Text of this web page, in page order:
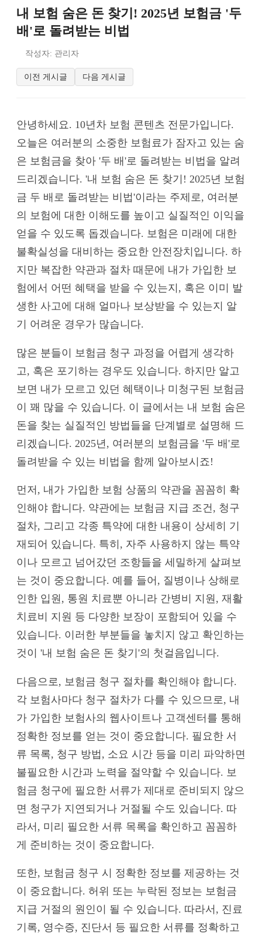
내 보험 숨은 돈 찾기! 2025년 보험금 '두
배'로 돌려받는 비법
작성자: 관리자
이전 게시글 다음 게시글
안녕하세요. 10년차 보험 콘텐츠 전문가입니다.
오늘은 여러분의 소중한 보험료가 잠자고 있는 숨
은 보험금을 찾아 '두 배'로 돌려받는 비법을 알려
드리겠습니다. '내 보험 숨은 돈 찾기! 2025년 보험
금 두 배로 돌려받는 비법'이라는 주제로, 여러분
의 보험에 대한 이해도를 높이고 실질적인 이익을
얻을 수 있도록 돕겠습니다. 보험은 미래에 대한
불확실성을 대비하는 중요한 안전장치입니다. 하
지만 복잡한 약관과 절차 때문에 내가 가입한 보
험에서 어떤 혜택을 받을 수 있는지, 혹은 이미 발
생한 사고에 대해 얼마나 보상받을 수 있는지 알
기 어려운 경우가 많습니다.
많은 분들이 보험금 청구 과정을 어렵게 생각하
고, 혹은 포기하는 경우도 있습니다. 하지만 알고
보면 내가 모르고 있던 혜택이나 미청구된 보험금
이 꽤 많을 수 있습니다. 이 글에서는 내 보험 숨은
돈을 찾는 실질적인 방법들을 단계별로 설명해 드
리겠습니다. 2025년, 여러분의 보험금을 '두 배'로
돌려받을 수 있는 비법을 함께 알아보시죠!
먼저, 내가 가입한 보험 상품의 약관을 꼼꼼히 확
인해야 합니다. 약관에는 보험금 지급 조건, 청구
절차, 그리고 각종 특약에 대한 내용이 상세히 기
재되어 있습니다. 특히, 자주 사용하지 않는 특약
이나 모르고 넘어갔던 조항들을 세밀하게 살펴보
는 것이 중요합니다. 예를 들어, 질병이나 상해로
인한 입원, 통원 치료뿐 아니라 간병비 지원, 재활
치료비 지원 등 다양한 보장이 포함되어 있을 수
있습니다. 이러한 부분들을 놓치지 않고 확인하는
것이 '내 보험 숨은 돈 찾기'의 첫걸음입니다.
다음으로, 보험금 청구 절차를 확인해야 합니다.
각 보험사마다 청구 절차가 다를 수 있으므로, 내
가 가입한 보험사의 웹사이트나 고객센터를 통해
정확한 정보를 얻는 것이 중요합니다. 필요한 서
류 목록, 청구 방법, 소요 시간 등을 미리 파악하면
불필요한 시간과 노력을 절약할 수 있습니다. 보
험금 청구에 필요한 서류가 제대로 준비되지 않으
면 청구가 지연되거나 거절될 수도 있습니다. 따
라서, 미리 필요한 서류 목록을 확인하고 꼼꼼하
게 준비하는 것이 중요합니다.
또한, 보험금 청구 시 정확한 정보를 제공하는 것
이 중요합니다. 허위 또는 누락된 정보는 보험금
지급 거절의 원인이 될 수 있습니다. 따라서, 진료
기록, 영수증, 진단서 등 필요한 서류를 정확하고